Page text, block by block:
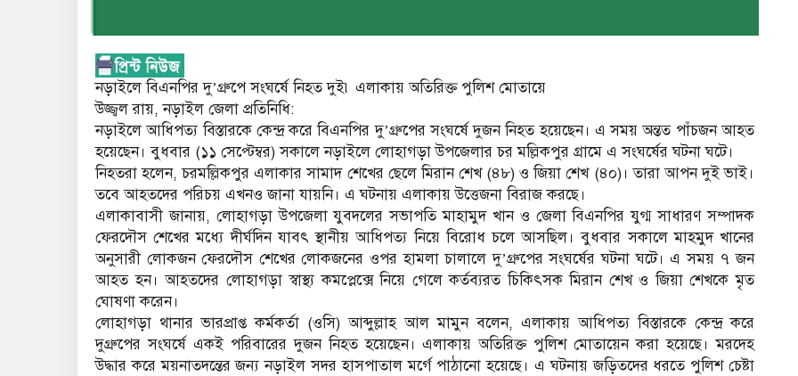
নড়াইলে বিএনপির দু’গ্রুপে সংঘর্ষে নিহত দুই৷ এলাকায় অতিরিক্ত পুলিশ মোতায়ে
উজ্জ্বল রায়, নড়াইল জেলা প্রতিনিধি:
নড়াইলে আধিপত্য বিস্তারকে কেন্দ্র করে বিএনপির দু’গ্রুপের সংঘর্ষে দুজন নিহত হয়েছেন। এ সময় অন্তত পাঁচজন আহত
হয়েছেন। বুধবার (১১ সেপ্টেম্বর) সকালে নড়াইলে লোহাগড়া উপজেলার চর মল্লিকপুর গ্রামে এ সংঘর্ষের ঘটনা ঘটে।
নিহতরা হলেন, চরমল্লিকপুর এলাকার সামাদ শেখের ছেলে মিরান শেখ (৪৮) ও জিয়া শেখ (৪০)। তারা আপন দুই ভাই।
তবে আহতদের পরিচয় এখনও জানা যায়নি। এ ঘটনায় এলাকায় উত্তেজনা বিরাজ করছে।
এলাকাবাসী জানায়, লোহাগড়া উপজেলা যুবদলের সভাপতি মাহামুদ খান ও জেলা বিএনপির যুগ্ম সাধারণ সম্পাদক
ফেরদৌস শেখের মধ্যে দীর্ঘদিন যাবৎ স্থানীয় আধিপত্য নিয়ে বিরোধ চলে আসছিল। বুধবার সকালে মাহমুদ খানের
অনুসারী লোকজন ফেরদৌস শেখের লোকজনের ওপর হামলা চালালে দু’গ্রুপের সংঘর্ষের ঘটনা ঘটে। এ সময় ৭ জন
আহত হন। আহতদের লোহাগড়া স্বাস্থ্য কমপ্লেক্সে নিয়ে গেলে কর্তব্যরত চিকিৎসক মিরান শেখ ও জিয়া শেখকে মৃত
ঘোষণা করেন।
লোহাগড়া থানার ভারপ্রাপ্ত কর্মকর্তা (ওসি) আব্দুল্লাহ আল মামুন বলেন, এলাকায় আধিপত্য বিস্তারকে কেন্দ্র করে
দুগ্রুপের সংঘর্ষে একই পরিবারের দুজন নিহত হয়েছেন। এলাকায় অতিরিক্ত পুলিশ মোতায়েন করা হয়েছে। মরদেহ
উদ্ধার করে ময়নাতদন্তের জন্য নড়াইল সদর হাসপাতাল মর্গে পাঠানো হয়েছে। এ ঘটনায় জড়িতদের ধরতে পুলিশ চেষ্টা